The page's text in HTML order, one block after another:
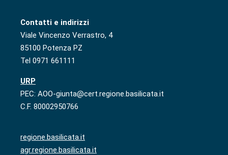
Contatti e indirizzi
Viale Vincenzo Verrastro, 4
85100 Potenza PZ
Tel 0971 661111
URP
PEC: AOO-giunta@cert.regione.basilicata.it
C.F. 80002950766
regione.basilicata.it
agr.regione.basilicata.it